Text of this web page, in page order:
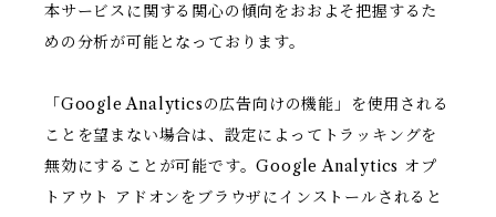
本サービスに関する関心の傾向をおおよそ把握するた
めの分析が可能となっております。
「Google Analyticsの広告向けの機能」を使用される
ことを望まない場合は、設定によってトラッキングを
無効にすることが可能です。Google Analytics オプ
トアウト アドオンをブラウザにインストールされると